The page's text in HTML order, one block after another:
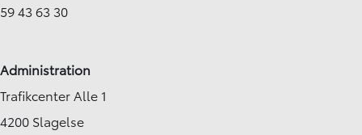
59 43 63 30
Administration
Trafikcenter Alle 1
4200 Slagelse